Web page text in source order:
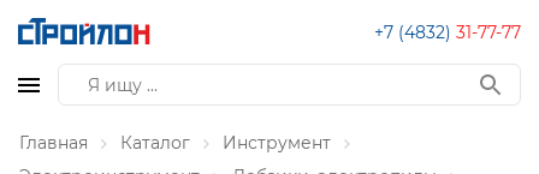
+7 (4832) 31-77-77
Главная Каталог
Инструмент